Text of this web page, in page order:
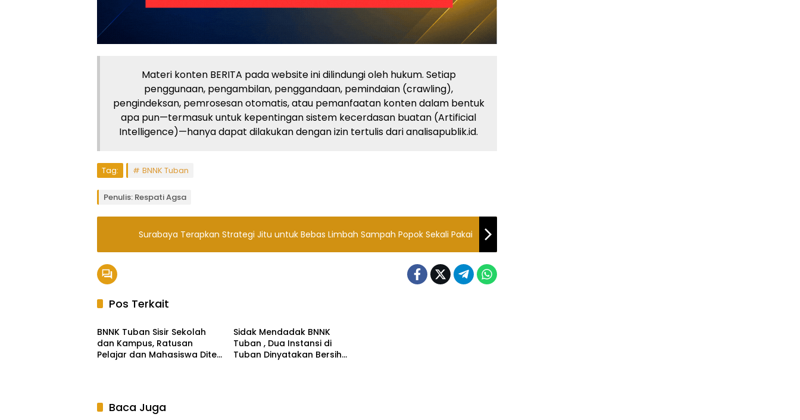
Materi konten BERITA pada website ini dilindungi oleh hukum. Setiap
penggunaan, pengambilan, penggandaan, pemindaian (crawling),
pengindeksan, pemrosesan otomatis, atau pemanfaatan konten dalam bentuk
apa pun—termasuk untuk kepentingan sistem kecerdasan buatan (Artificial
Intelligence)—hanya dapat dilakukan dengan izin tertulis dari analisapublik.id.
Tag: BNNK Tuban
Penulis: Respati Agsa
Surabaya Terapkan Strategi Jitu untuk Bebas Limbah Sampah Popok Sekali Pakai
Pos Terkait
Headline
BNNK Tuban Sisir Sekolah
dan Kampus, Ratusan
Pelajar dan Mahasiswa Dites
Sidak Mendadak BNNK
Tuban , Dua Instansi di
Tuban Dinyatakan Bersih
Baca Juga